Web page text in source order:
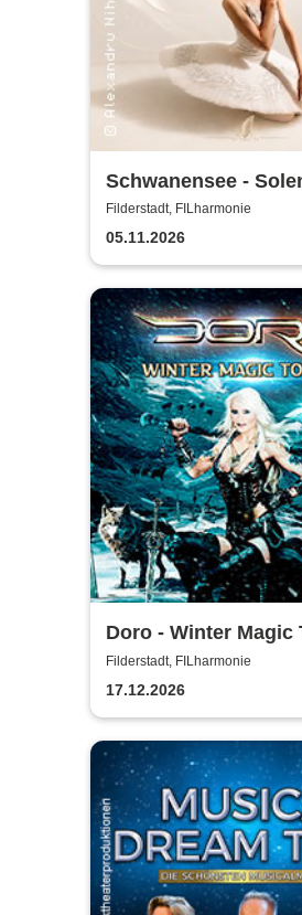
Schwanensee -
Ballet Classique
Filderstadt, FILharmonie
05.11.2026
Doro - Winter Magic
2026
Filderstadt, FILharmonie
17.12.2026